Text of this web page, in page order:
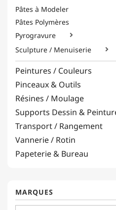
Pâtes à Modeler
Pâtes Polymères
Pyrogravure

Sculpture / Menuiserie 
Peintures / Couleurs
Pinceaux & Outils
Résines / Moulage
Supports Dessin &
Transport / Rangement
Vannerie / Rotin
Papeterie & Bureau
MARQUES